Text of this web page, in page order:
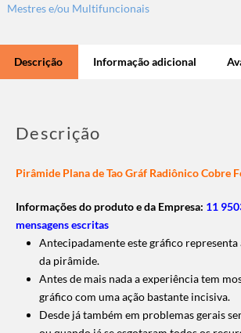
Mestres e/ou Multifuncionais
Descrição Informação adicional
Descrição
Pirâmide Plana de Tao Gráf Radiônico Cobre
Informações do produto e da Empresa: 11
mensagens escritas
Antecipadamente este gráfico representa
da pirâmide.
Antes de mais nada a experiência tem
gráfico com uma ação bastante incisiva.
Desde já também em problemas gerais